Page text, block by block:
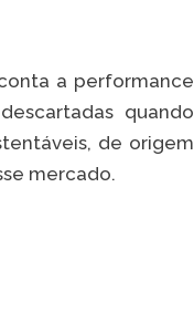
a performance
quando
de origem
mercado.